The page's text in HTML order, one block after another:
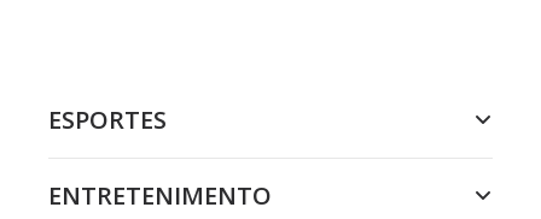
ESPORTES
ENTRETENIMENTO